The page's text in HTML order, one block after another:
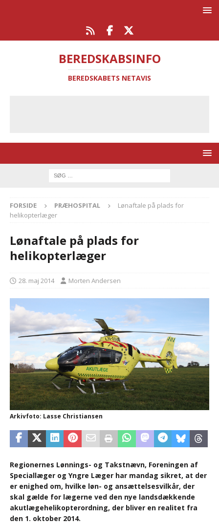
BEREDSKABSINFO
BEREDSKABETS NETAVIS
FORSIDE PRÆHOSPITAL
Lønaftale på plads for
helikopterlæger
Lønaftale på plads for
helikopterlæger
28. maj 2014 Morten Andersen
Arkivfoto: Lasse Christiansen
Regionernes Lønnings- og Takstnævn, Foreningen af
Speciallæger og Yngre Læger har mandag sikret, at der
er enighed om, hvilke løn- og ansættelsesvilkår, der
skal gælde for lægerne ved den nye landsdækkende
akutlægehelikopterordning, der bliver en realitet fra
den 1. oktober 2014.